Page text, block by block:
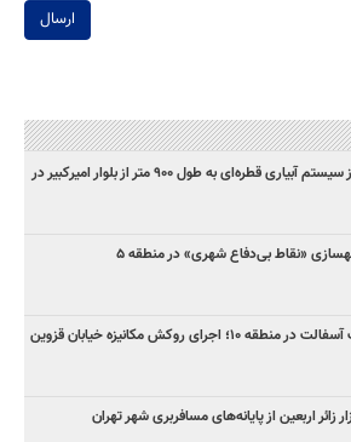
ارسال
بهره‌برداری از سیستم آبیاری قطره‌ای به طول ۹۰۰ متر از بلوار امیرکبیر در
«نقاط بی‌دفاع شهری» در منطقه ۵
۱۰؛ اجرای روکش مکانیزه خیابان قزوین